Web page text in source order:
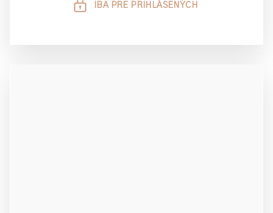
IBA PRE PRIHLÁSENÝCH